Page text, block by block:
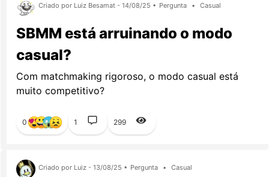
Criado por Luiz Besamat - 14/08/25 • Pergunta • Casual
SBMM está arruinando o modo
casual?
Com matchmaking rigoroso, o modo casual está
muito competitivo?
0 1 299
Criado por Luiz - 13/08/25 • Pergunta • Casual